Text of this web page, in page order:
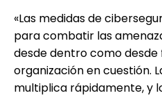
«Las medidas de
para combatir las
desde dentro como desde
organización en cuestión.
multiplica rápidamente, y